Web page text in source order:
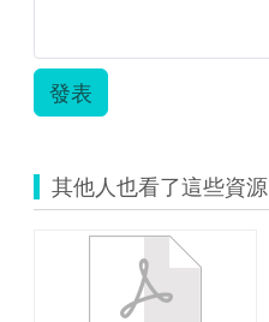
發表
其他人也看了這些資源